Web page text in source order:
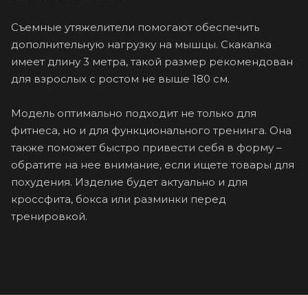
Съемные утяжелители помогают обеспечить
дополнительную нагрузку на мышцы. Скакалка
имеет длину 3 метра, такой размер рекомендован
для взрослых с ростом не выше 180 см.
Модель оптимально подходит не только для
фитнеса, но и для функционального тренинга. Она
также поможет быстро привести себя в форму –
обратите на нее внимание, если ищете товары для
похудения. Изделие будет актуально и для
кроссфита, бокса или разминки перед
тренировкой.